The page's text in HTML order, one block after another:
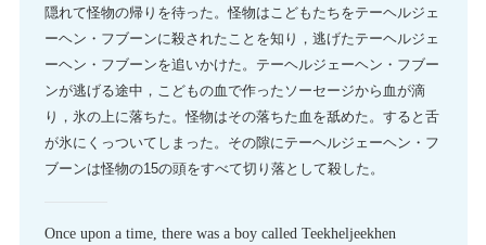
隠れて怪物の帰りを待った。怪物はこどもたちをテーヘルジェ
ーヘン・フブーンに殺されたことを知り，逃げたテーヘルジェ
ーヘン・フブーンを追いかけた。テーヘルジェーヘン・フブー
ンが逃げる途中，こどもの血で作ったソーセージから血が滴
り，氷の上に落ちた。怪物はその落ちた血を舐めた。すると舌
が氷にくっついてしまった。その隙にテーヘルジェーヘン・フ
ブーンは怪物の15の頭をすべて切り落として殺した。
Once upon a time, there was a boy called Teekheljeekhen